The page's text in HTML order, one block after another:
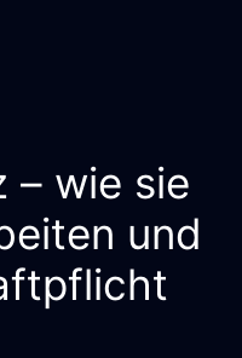
– wie sie
und